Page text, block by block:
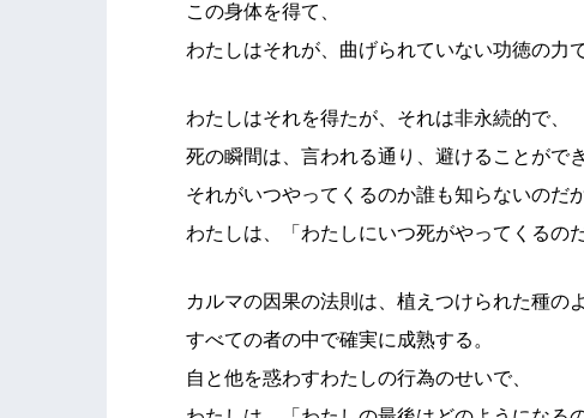
この身体を得て、
わたしはそれが、曲げられていない功徳の力
わたしはそれを得たが、それは非永続的で、
死の瞬間は、言われる通り、避けることができ
それがいつやってくるのか誰も知らないのだか
わたしは、「わたしにいつ死がやってくるの
カルマの因果の法則は、植えつけられた種のよ
すべての者の中で確実に成熟する。
自と他を惑わすわたしの行為のせいで、